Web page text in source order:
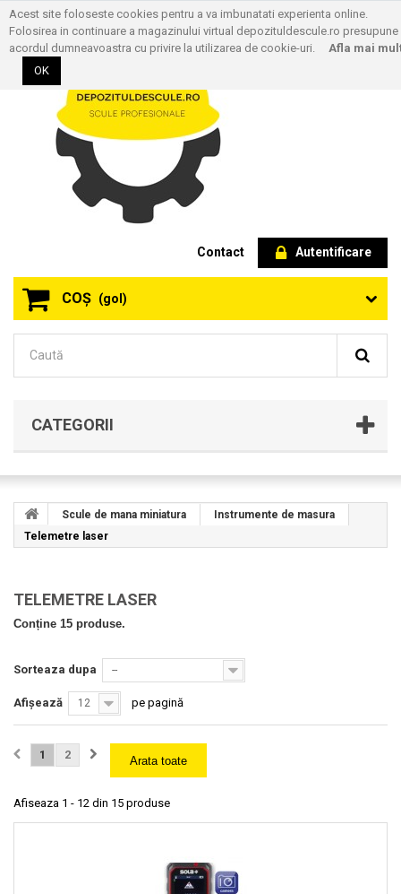
Autentificare
Contact
COŞ (gol)
CATEGORII
Scule de mana miniatura
Instrumente de masura
Telemetre laser
TELEMETRE LASER
Conține 15 produse.
Sorteaza dupa --
Afișează 12 pe pagină
Arata toate
1 2
Afiseaza 1 - 12 din 15 produse
Acest site foloseste cookies pentru a va imbunatati experienta online.
Folosirea in continuare a magazinului virtual depozituldescule.ro presupune
acordul dumneavoastra cu privire la utilizarea de cookie-uri. Afla mai
OK